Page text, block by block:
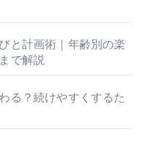
と計画術｜年齢別の楽
で解説
る？続けやすくするた